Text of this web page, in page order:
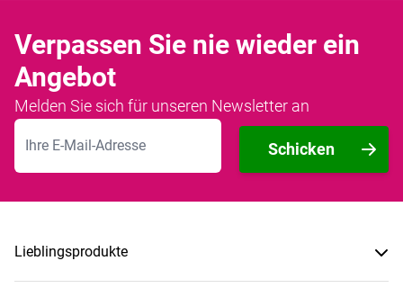
Verpassen Sie nie wieder ein
Angebot
Melden Sie sich für unseren Newsletter an
E-Mailadresse
Schicken
Lieblingsprodukte